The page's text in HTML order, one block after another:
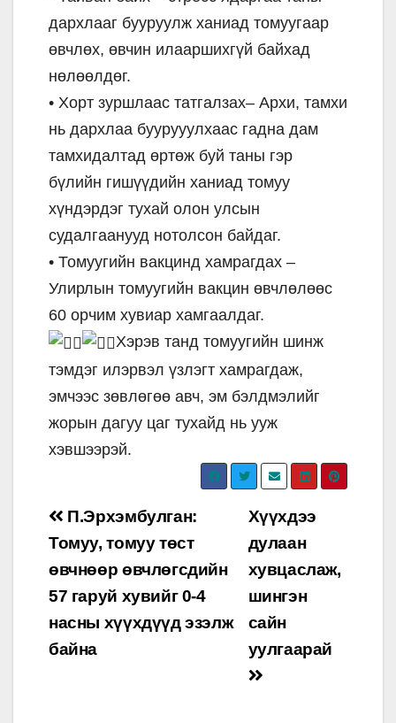
дархлааг бууруулж ханиад томуугаар
өвчлөх, өвчин илааршихгүй байхад
нөлөөлдөг.
• Хорт зуршлаас татгалзах– Архи, тамхи
нь дархлаа буурууулхаас гадна дам
тамхидалтад өртөж буй таны гэр
бүлийн гишүүдийн ханиад томуу
хүндэрдэг тухай олон улсын
судалгаанууд нотолсон байдаг.
• Томуугийн вакцинд хамрагдах –
Улирлын томуугийн вакцин өвчлөлөөс
60 орчим хувиар хамгаалдаг.
Хэрэв танд томуугийн шинж
тэмдэг илэрвэл үзлэгт хамрагдаж,
эмчээс зөвлөгөө авч, эм бэлдмэлийг
жорын дагуу цаг тухайд нь ууж
хэвшээрэй.
Post
navigation
Хүүхдээ
дулаан
хувцаслаж,
шингэн
сайн
уулгаарай
П.Эрхэмбулган:
Томуу, томуу төст
өвчнөөр өвчлөгсдийн
57 гаруй хувийг 0-4
насны хүүхдүүд эзэлж
байна